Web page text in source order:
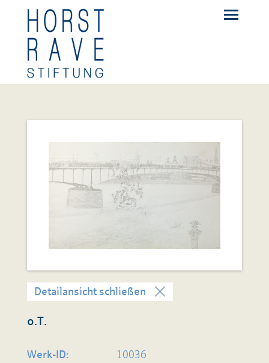
Detailansicht schließen
o.T.
Werk-ID: 10036